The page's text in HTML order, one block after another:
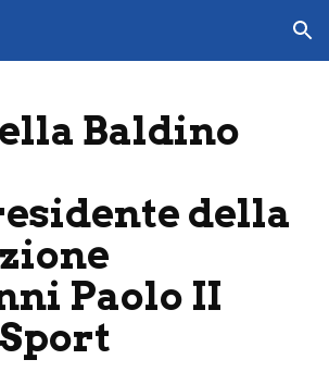
Skip to navigation
Baldino
della
Paolo II